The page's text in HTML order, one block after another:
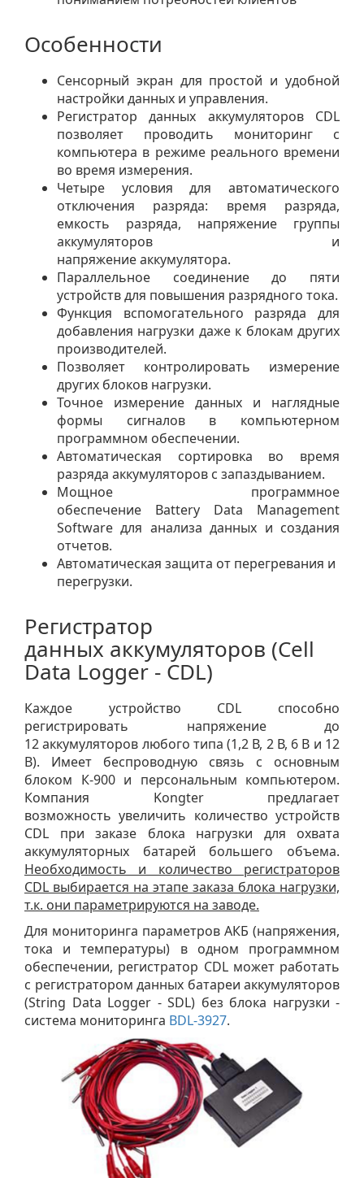
Особенности
Сенсорный экран для простой и удобной
настройки данных и управления.
Регистратор данных аккумуляторов CDL
позволяет проводить мониторинг с
компьютера в режиме реального времени
во время измерения.
Четыре условия для автоматического
отключения разряда: время разряда,
емкость разряда, напряжение группы
аккумуляторов и
напряжение аккумулятора.
Параллельное соединение до пяти
устройств для повышения разрядного тока.
Функция вспомогательного разряда для
добавления нагрузки даже к блокам других
производителей.
Позволяет контролировать измерение
других блоков нагрузки.
Точное измерение данных и наглядные
формы сигналов в компьютерном
программном обеспечении.
Автоматическая сортировка во время
разряда аккумуляторов с запаздыванием.
Мощное программное
обеспечение Battery Data Management
Software для анализа данных и создания
отчетов.
Автоматическая защита от перегревания и
перегрузки.
Регистратор
данных аккумуляторов (Cell
Data Logger - CDL)
Каждое устройство CDL способно
регистрировать напряжение до
12 аккумуляторов любого типа (1,2 В, 2 В, 6 В и 12
В). Имеет беспроводную связь с основным
блоком К-900 и персональным компьютером.
Компания Kongter предлагает
возможность увеличить количество устройств
CDL при заказе блока нагрузки для охвата
аккумуляторных батарей большего объема.
Необходимость и количество регистраторов
CDL выбирается на этапе заказа блока нагрузки,
т.к. они параметрируются на заводе.
Для мониторинга параметров АКБ (напряжения,
тока и температуры) в одном программном
обеспечении, регистратор CDL может работать
с регистратором данных батареи аккумуляторов
(String Data Logger - SDL) без блока нагрузки -
система мониторинга BDL-3927.